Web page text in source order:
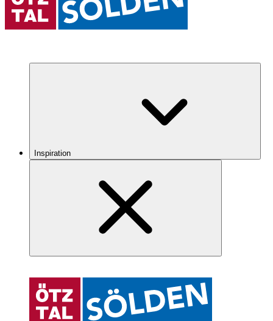
Inspiration